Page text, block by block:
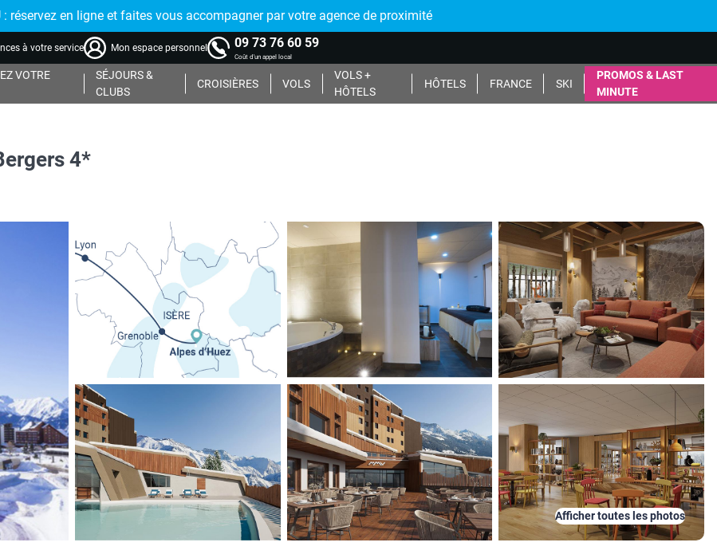
: réservez en ligne et faites vous accompagner par votre agence de proximité
à votre service Mon espace personnel 09 73 76 60 59
Coût d'un appel local
VOTRE
SÉJOURS &
CLUBS
CROISIÈRES VOLS
VOLS +
HÔTELS
HÔTELS FRANCE SKI
PROMOS & LAST
MINUTE
4*
Afficher toutes les photos